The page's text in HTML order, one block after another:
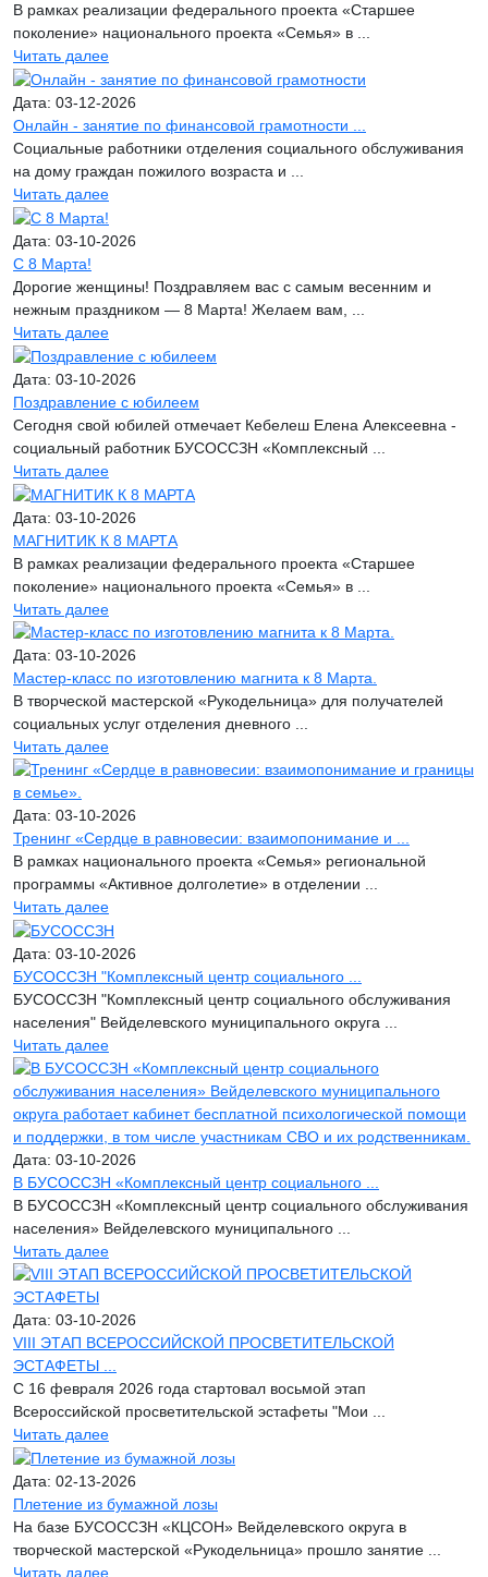
В рамках реализации федерального проекта «Старшее
поколение» национального проекта «Семья» в ...
Читать далее
Дата: 03-12-2026
Онлайн - занятие по финансовой грамотности ...
Социальные работники отделения социального обслуживания
на дому граждан пожилого возраста и ...
Читать далее
Дата: 03-10-2026
С 8 Марта!
Дорогие женщины! Поздравляем вас с самым весенним и
нежным праздником — 8 Марта! Желаем вам, ...
Читать далее
Дата: 03-10-2026
Поздравление с юбилеем
Сегодня свой юбилей отмечает Кебелеш Елена Алексеевна -
социальный работник БУСОССЗН «Комплексный ...
Читать далее
Дата: 03-10-2026
МАГНИТИК К 8 МАРТА
В рамках реализации федерального проекта «Старшее
поколение» национального проекта «Семья» в ...
Читать далее
Дата: 03-10-2026
Мастер-класс по изготовлению магнита к 8 Марта.
В творческой мастерской «Рукодельница» для получателей
социальных услуг отделения дневного ...
Читать далее
Дата: 03-10-2026
Тренинг «Сердце в равновесии: взаимопонимание и ...
В рамках национального проекта «Семья» региональной
программы «Активное долголетие» в отделении ...
Читать далее
Дата: 03-10-2026
БУСОССЗН "Комплексный центр социального ...
БУСОССЗН "Комплексный центр социального обслуживания
населения" Вейделевского муниципального округа ...
Читать далее
Дата: 03-10-2026
В БУСОССЗН «Комплексный центр социального ...
В БУСОССЗН «Комплексный центр социального обслуживания
населения» Вейделевского муниципального ...
Читать далее
Дата: 03-10-2026
VIII ЭТАП ВСЕРОССИЙСКОЙ ПРОСВЕТИТЕЛЬСКОЙ
ЭСТАФЕТЫ ...
С 16 февраля 2026 года стартовал восьмой этап
Всероссийской просветительской эстафеты "Мои ...
Читать далее
Дата: 02-13-2026
Плетение из бумажной лозы
На базе БУСОССЗН «КЦСОН» Вейделевского округа в
творческой мастерской «Рукодельница» прошло занятие ...
Читать далее